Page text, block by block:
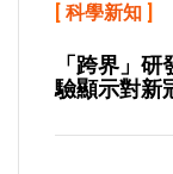
[ 科學新知 ]
「跨界」
驗顯示對新